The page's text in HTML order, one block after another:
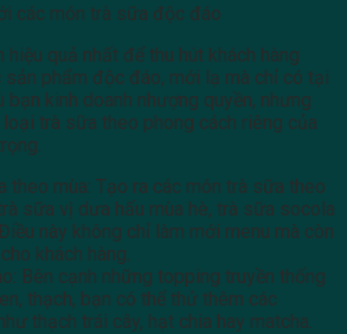
các món trà sữa độc đáo
quả nhất để thu hút khách hàng
sản phẩm độc đáo, mới lạ mà chỉ có tại
bạn kinh doanh nhượng quyền, nhưng
trà sữa theo phong cách riêng của
theo mùa: Tạo ra các món trà sữa theo
sữa vị dưa hấu mùa hè, trà sữa socola
này không chỉ làm mới menu mà còn
khách hàng.
Bên cạnh những topping truyền thống
thạch, bạn có thể thử thêm các
thạch trái cây, hạt chia hay matcha.